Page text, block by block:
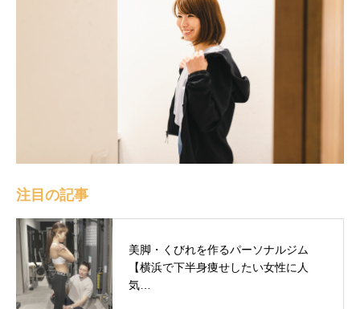
注目の記事
美脚・くびれを作るパーソナルジム
【横浜で下半身痩せしたい女性に人
気…